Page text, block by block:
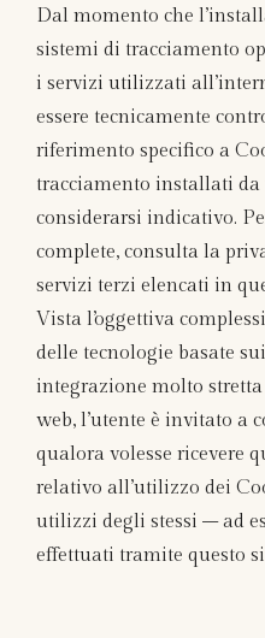
Dal momento che
sistemi di tracciamento
i servizi utilizzati
essere tecnicamente
riferimento specifico a
tracciamento installati da
considerarsi indicativo.
complete, consulta la
servizi terzi elencati in
Vista l’oggettiva
delle tecnologie basate
integrazione molto
web, l’utente è invitato a
qualora volesse ricevere
relativo all’utilizzo dei
utilizzi degli stessi – ad
effettuati tramite questo